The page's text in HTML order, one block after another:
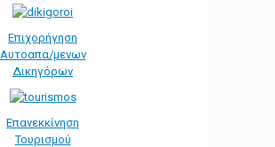
Επιχορήγηση
Αυτοαπα/μενων
Δικηγόρων
Επανεκκίνηση
Τουρισμού